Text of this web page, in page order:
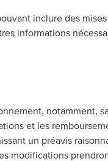
inclure des
informations
notamment,
et les
un préavis
modifications